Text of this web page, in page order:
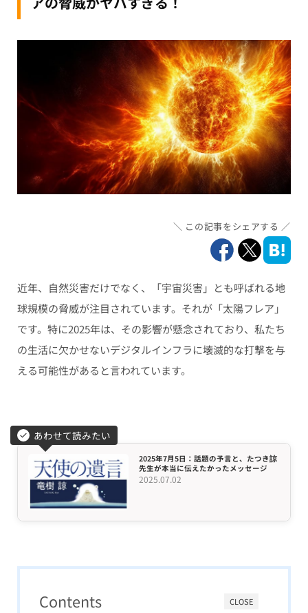
この記事をシェアする
近年、自然災害だけでなく、「宇宙災害」とも呼ばれる地
球規模の脅威が注目されています。それが「太陽フレア」
です。特に2025年は、その影響が懸念されており、私たち
の生活に欠かせないデジタルインフラに壊滅的な打撃を与
える可能性があると言われています。
あわせて読みたい
2025年7月5日：話題の予言と、たつき諒
先生が本当に伝えたかったメッセージ
2025.07.02
CLOSE
Contents